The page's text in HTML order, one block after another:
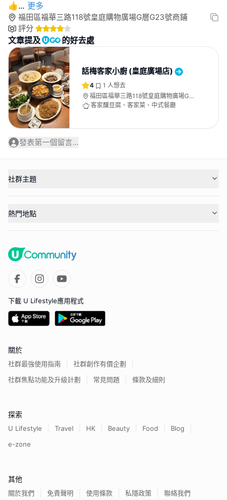
👍... 更多
福田區福華三路118號皇庭購物廣場G層G23號商鋪
評分
文章提及 的好去處
話梅客家小廚 (皇庭廣場店)
4 1 人想去
福田區福華三路118號皇庭購物廣場G層
G23號商鋪
客家釀豆腐、客家菜、中式餐廳
發表第一個留言...
社群主題
熱門地點
下載 U Lifestyle應用程式
關於
社群最強使用指南
社群創作有價企劃
社群焦點功能及升級計劃
常見問題 條款及細則
探索
U Lifestyle Travel HK Beauty Food
Blog
e-zone
其他
關於我們 免責聲明 使用條款 私隱政策 聯絡我們